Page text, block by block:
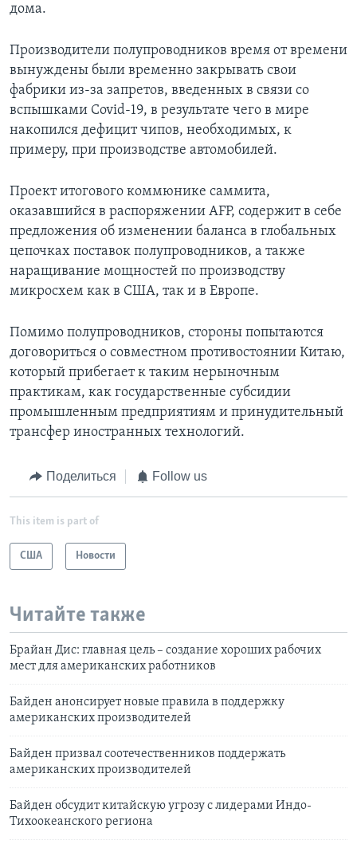
дома.
Производители полупроводников время от времени
вынуждены были временно закрывать свои
фабрики из-за запретов, введенных в связи со
вспышками Covid-19, в результате чего в мире
накопился дефицит чипов, необходимых, к
примеру, при производстве автомобилей.
Проект итогового коммюнике саммита,
оказавшийся в распоряжении AFP, содержит в себе
предложения об изменении баланса в глобальных
цепочках поставок полупроводников, а также
наращивание мощностей по производству
микросхем как в США, так и в Европе.
Помимо полупроводников, стороны попытаются
договориться о совместном противостоянии Китаю,
который прибегает к таким нерыночным
практикам, как государственные субсидии
промышленным предприятиям и принудительный
трансфер иностранных технологий.
Поделиться Follow us
This item is part of
США Новости
Читайте также
Брайан Дис: главная цель – создание хороших рабочих
мест для американских работников
Байден анонсирует новые правила в поддержку
американских производителей
Байден призвал соотечественников поддержать
американских производителей
Байден обсудит китайскую угрозу с лидерами Индо-
Тихоокеанского региона